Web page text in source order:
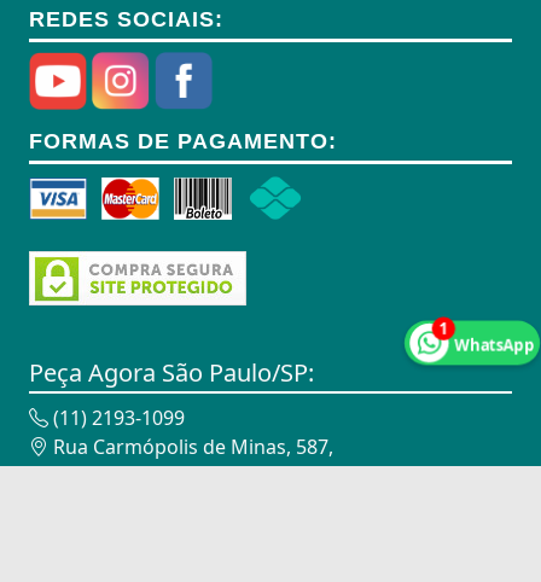
1
WhatsApp
Aneis para Microblading
Anel Segmento
Anilhas
Anilhas de Marcação
Antenas
Antenas de TV
Anéis
Anéis
REDES SOCIAIS:
FORMAS DE PAGAMENTO:
Peça Agora São Paulo/SP:
(11) 2193-1099
Rua Carmópolis de Minas, 587,